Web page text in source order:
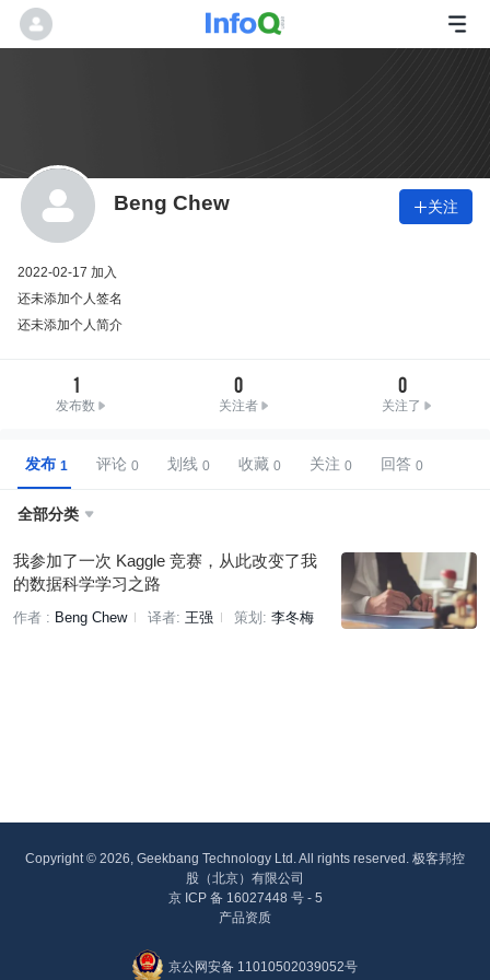
Beng Chew 关注
2022-02-17 加入
还未添加个人签名
还未添加个人简介
1
发布数
0
关注者
0
关注了
发布 评论 划线 收藏 关注 回答
全部分类 
我参加了一次 Kaggle 竞赛，从此改变了我
的数据科学学习之路
作者 : Beng Chew 译者: 王强 策划: 李冬梅
Copyright © 2026, Geekbang Technology Ltd. All rights reserved. 极客邦控
股（北京）有限公司
京 ICP 备 16027448 号 - 5
产品资质
京公网安备 11010502039052号